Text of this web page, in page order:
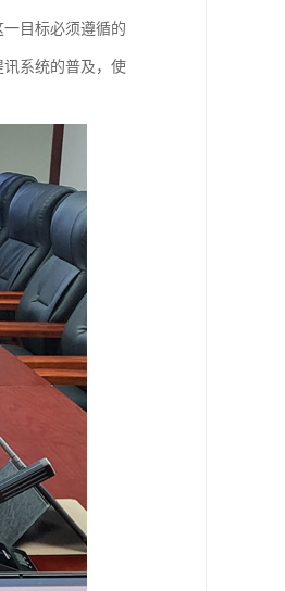
目标必须遵循的
系统的普及，使